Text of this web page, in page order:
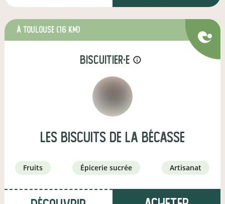
à Toulouse (16 km)
biscuitier·e info_outline
Les Biscuits de la Bécasse
fruits épicerie sucrée artisanat